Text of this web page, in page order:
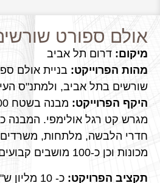
אולם ספורט
מיקום: דרום תל אביב
מהות הפרוייקט: בניית אולם
שורשים בתל אביב, ולמתנ"ס
היקף הפרוייקט:
מגרש קט רגל אולימפי. המבנה
חדרי הלבשה, מלתחות,
מכונות וכן כ-100 מושבים קבועים לצפייה.
תקציב הפרויקט: כ- 10 מליון ש"ח.